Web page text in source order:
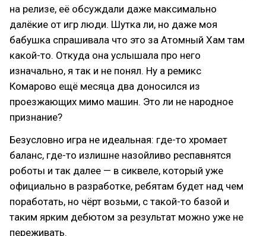
на релизе, её обсуждали даже максимально
далёкие от игр люди. Шутка ли, но даже моя
бабушка спрашивала что это за Атомный Хам там
какой-то. Откуда она услышала про него
изначально, я так и не понял. Ну а ремикс
Комарово ещё месяца два доносился из
проезжающих мимо машин. Это ли не народное
признание?
Безусловно игра не идеальная: где-то хромает
баланс, где-то излишне назойливо респавнятся
роботы и так далее — в сиквеле, который уже
официально в разработке, ребятам будет над чем
поработать, но чёрт возьми, с такой-то базой и
таким ярким дебютом за результат можно уже не
переживать.